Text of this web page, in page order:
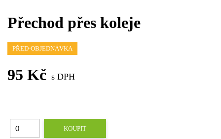
Přechod přes koleje
PŘED-OBJEDNÁVKA
95 Kč s DPH
KOUPIT